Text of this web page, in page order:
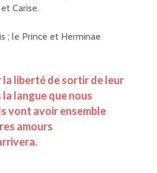
Carise.
; le Prince et Herminae
la liberté de sortir de leur
langue que nous
vont avoir ensemble
amours